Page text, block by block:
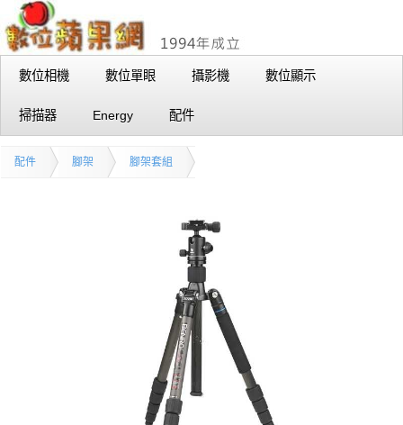
數位相機 數位單眼 攝影機 數位顯示
掃描器 Energy 配件
配件 腳架 腳架套組